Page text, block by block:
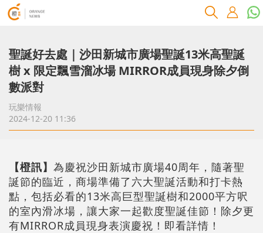
聖誕好去處｜沙田新城市廣場聖誕13米高聖誕
樹 x 限定飄雪溜冰場 MIRROR成員現身除夕倒
數派對
玩樂情報
2024-12-20 11:36
【橙訊】 為慶祝沙田新城市廣場40周年，隨著聖
誕節的臨近，商場準備了六大聖誕活動和打卡熱
點，包括必看的13米高巨型聖誕樹和2000平方呎
的室內滑冰場，讓大家一起歡度聖誕佳節！除夕更
有MIRROR成員現身表演慶祝！即看詳情！